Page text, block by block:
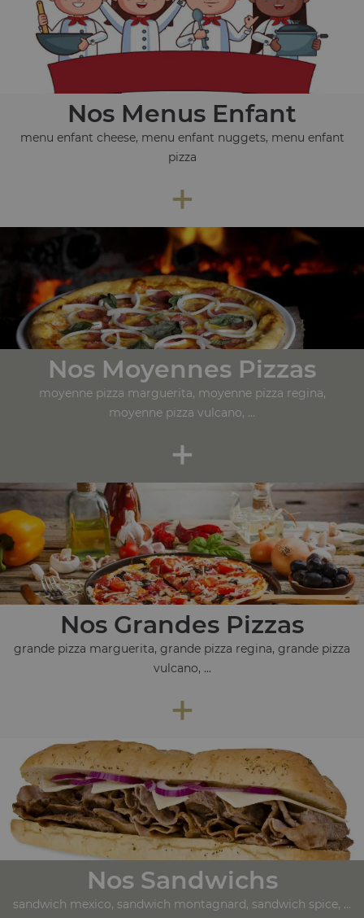
Nos Menus Enfant
menu enfant cheese, menu enfant nuggets, menu enfant
pizza
+
Nos Moyennes Pizzas
moyenne pizza marguerita, moyenne pizza regina,
moyenne pizza vulcano, ...
+
Nos Grandes Pizzas
grande pizza marguerita, grande pizza regina, grande pizza
vulcano, ...
+
Nos Sandwichs
sandwich mexico, sandwich montagnard, sandwich spice, ...